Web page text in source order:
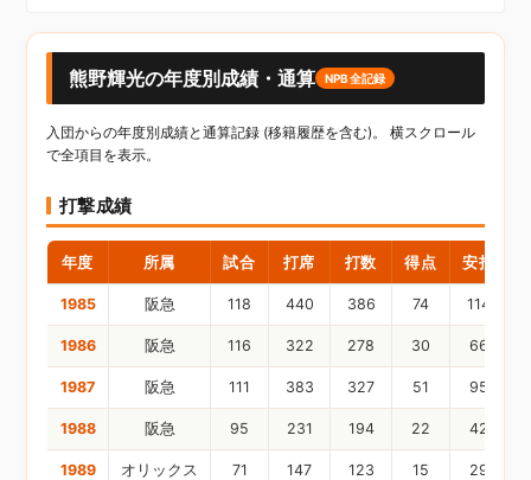
熊野輝光の年度別成績・通算 NPB全記録
入団からの年度別成績と通算記録 (移籍履歴を含む)。 横スクロール
で全項目を表示。
打撃成績
年度 所属 試合 打席 打数 得点 安打
1985 阪急 118 440 386 74 114
1986 阪急 116 322 278 30 66
1987 阪急 111 383 327 51 95
1988 阪急 95 231 194 22 42
1989 オリックス 71 147 123 15 29